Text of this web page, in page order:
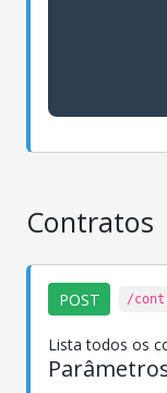
Contratos
POST /
Lista todos os